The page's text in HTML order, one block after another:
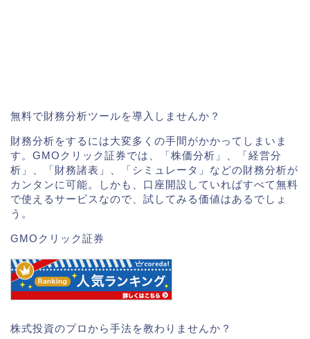
無料で財務分析ツールを導入しませんか？
財務分析をするには大変多くの手間がかかってしまいま
す。GMOクリック証券では、「株価分析」、「経営分
析」、「財務諸表」、「シミュレータ」などの財務分析が
カンタンに可能。しかも、口座開設していればすべて無料
で使えるサービスなので、試してみる価値はあるでしょ
う。
GMOクリック証券
株式投資のプロから手法を教わりませんか？